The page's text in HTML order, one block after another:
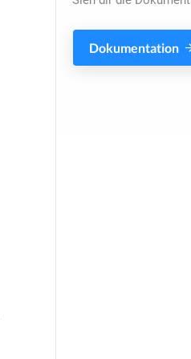
Dokumentation